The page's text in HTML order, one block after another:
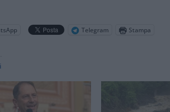
Telegram Stampa